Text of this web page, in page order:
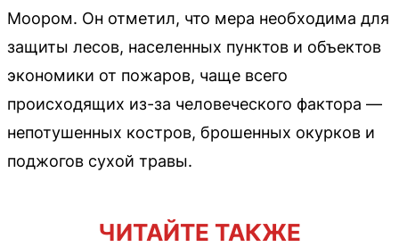
Моором. Он отметил, что мера необходима для
защиты лесов, населенных пунктов и объектов
экономики от пожаров, чаще всего
происходящих из-за человеческого фактора —
непотушенных костров, брошенных окурков и
поджогов сухой травы.
ЧИТАЙТЕ ТАКЖЕ